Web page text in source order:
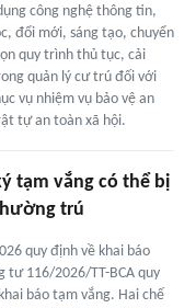
công nghệ thông tin,
đổi mới, sáng tạo, chuyển
quy trình thủ tục, cải
quản lý cư trú đối với
vụ nhiệm vụ bảo vệ an
tự an toàn xã hội.
tạm vắng có thể bị
trú
quy định về khai báo
tư 116/2026/TT-BCA quy
báo tạm vắng. Hai chế